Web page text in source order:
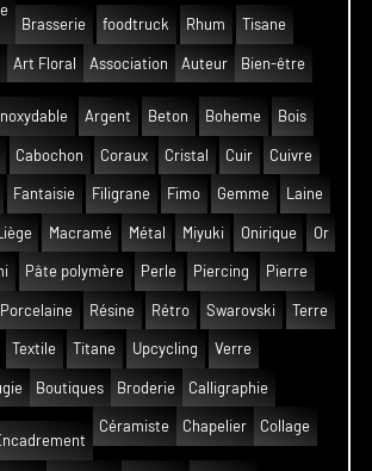
Brasserie
foodtruck Rhum Tisane
Art Floral Association Auteur Bien-être
Argent Beton Boheme Bois
Cabochon Coraux Cristal Cuir Cuivre
Fantaisie Filigrane Fimo Gemme Laine
Macramé Métal Miyuki Onirique Or
Pâte polymère Perle Piercing Pierre
Porcelaine Résine Rétro Swarovski Terre
Textile Titane Upcycling Verre
Boutiques Broderie Calligraphie
Céramiste Chapelier Collage